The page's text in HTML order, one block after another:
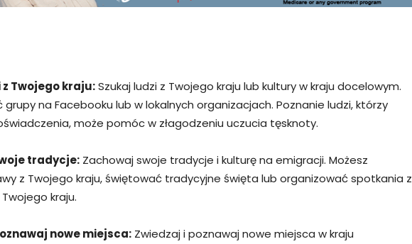
z Twojego kraju:Szukaj ludzi z Twojego kraju lub kultury w kraju docelowym.
grupy na Facebooku lub w lokalnych organizacjach. Poznanie ludzi, którzy
może pomóc w złagodzeniu uczucia tęsknoty.
tradycje: Zachowaj swoje tradycje i kulturę na emigracji. Możesz
z Twojego kraju, świętować tradycyjne święta lub organizować spotkania z
kraju.
nowe miejsca: Zwiedzaj i poznawaj nowe miejsca w kraju